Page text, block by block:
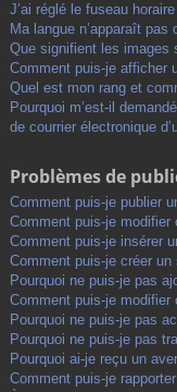
J’ai réglé le fuseau
Ma langue n’apparaît pas
Que signifient les images
Comment puis-je afficher
Quel est mon rang et
Pourquoi m’est-il
de courrier électronique
Problèmes de
Comment puis-je publier
Comment puis-je modifier
Comment puis-je insérer
Comment puis-je créer un
Pourquoi ne puis-je pas
Comment puis-je modifier
Pourquoi ne puis-je pas
Pourquoi ne puis-je pas
Pourquoi ai-je reçu un
Comment puis-je